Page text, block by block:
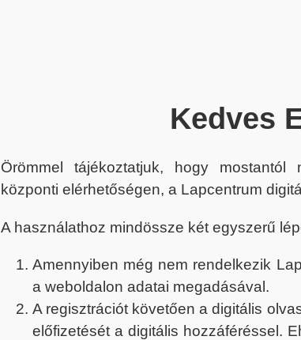
Kedves
Örömmel tájékoztatjuk, hogy mostantól
központi elérhetőségen, a Lapcentrum
A használathoz mindössze két egyszerű
Amennyiben még nem rendelkezik
a weboldalon adatai megadásával.
A regisztrációt követően a digitális
előfizetését a digitális hozzáféréssel.